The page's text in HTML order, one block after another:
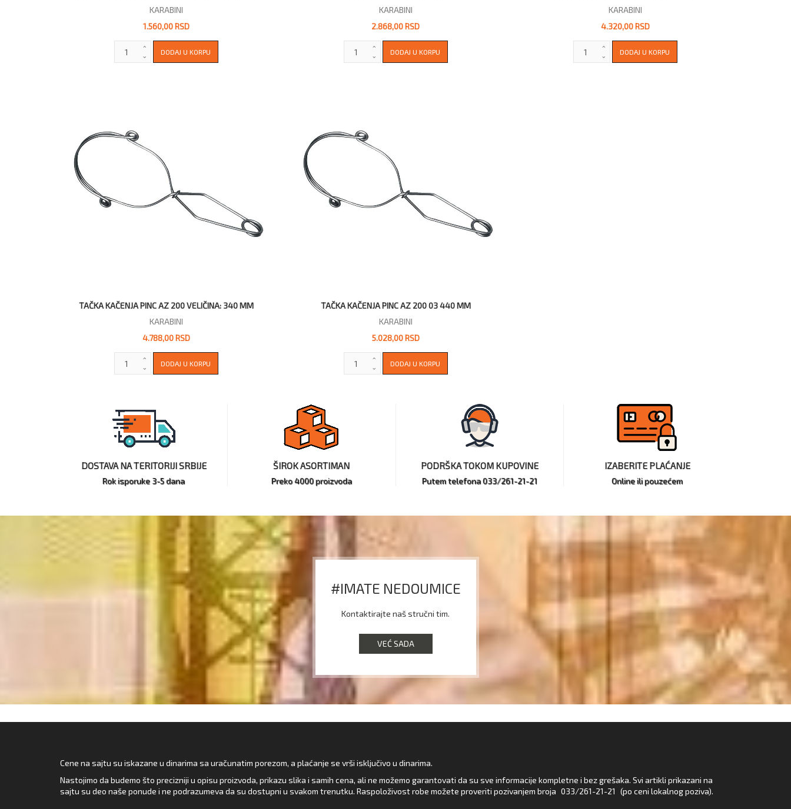
KARABINI
1.560,00 RSD
KARABINI
2.868,00 RSD
KARABINI
4.320,00 RSD
TAČKA KAČENJA PINC AZ 200 VELIČINA: 340 MM
KARABINI
4.788,00 RSD
TAČKA KAČENJA PINC AZ 200 03 440 MM
KARABINI
5.028,00 RSD
DOSTAVA NA TERITORIJI SRBIJE
Rok isporuke 3-5 dana
ŠIROK ASORTIMAN
Preko 4000 proizvoda
PODRŠKA TOKOM KUPOVINE
Putem telefona 033/261-21-21
IZABERITE PLAĆANJE
Online ili pouzećem
#IMATE NEDOUMICE
Kontaktirajte naš stručni tim.
VEĆ SADA
Cene na sajtu su iskazane u dinarima sa uračunatim porezom, a plaćanje se vrši isključivo u dinarima.
Nastojimo da budemo što precizniji u opisu proizvoda, prikazu slika i samih cena, ali ne možemo garantovati da su sve informacije kompletne i bez grešaka. Svi artikli prikazani na
sajtu su deo naše ponude i ne podrazumeva da su dostupni u svakom trenutku. Raspoloživost robe možete proveriti pozivanjem broja 033/261-21-21 (po ceni lokalnog poziva).